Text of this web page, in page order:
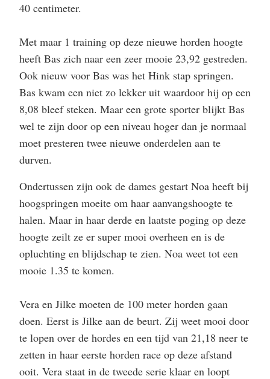
40 centimeter.
Met maar 1 training op deze nieuwe horden hoogte
heeft Bas zich naar een zeer mooie 23,92 gestreden.
Ook nieuw voor Bas was het Hink stap springen.
Bas kwam een niet zo lekker uit waardoor hij op een
8,08 bleef steken. Maar een grote sporter blijkt Bas
wel te zijn door op een niveau hoger dan je normaal
moet presteren twee nieuwe onderdelen aan te
durven.
Ondertussen zijn ook de dames gestart Noa heeft bij
hoogspringen moeite om haar aanvangshoogte te
halen. Maar in haar derde en laatste poging op deze
hoogte zeilt ze er super mooi overheen en is de
opluchting en blijdschap te zien. Noa weet tot een
mooie 1.35 te komen.
Vera en Jilke moeten de 100 meter horden gaan
doen. Eerst is Jilke aan de beurt. Zij weet mooi door
te lopen over de hordes en een tijd van 21,18 neer te
zetten in haar eerste horden race op deze afstand
ooit. Vera staat in de tweede serie klaar en loopt